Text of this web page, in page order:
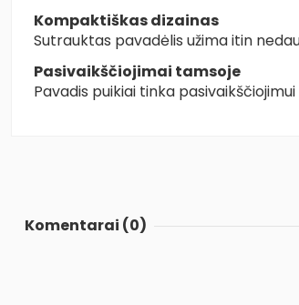
Kompaktiškas dizainas
Sutrauktas pavadėlis užima itin
Pasivaikščiojimai tamsoje
Pavadis puikiai tinka
Komentarai (0)